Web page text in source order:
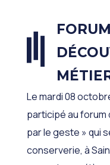
Le mardi 08
participé au
par le geste » qui
conserverie, à